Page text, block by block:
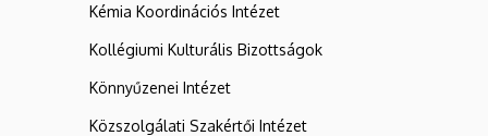
Kémia Koordinációs Intézet
Kollégiumi Kulturális Bizottságok
Könnyűzenei Intézet
Közszolgálati Szakértői Intézet